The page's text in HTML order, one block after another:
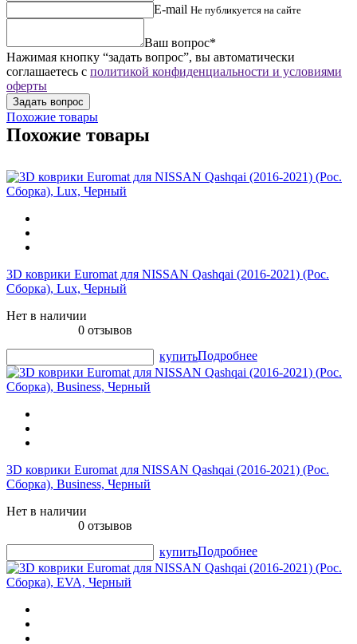
E-mail Не публикуется на сайте
Ваш вопрос*
Нажимая кнопку “задать вопрос”, вы автоматически
соглашаетесь с политикой конфиденциальности и условиями
оферты
Похожие товары
Похожие товары
3D коврики Euromat для NISSAN Qashqai (2016-2021) (Рос.
Сборка), Lux, Черный
Нет в наличии
0 отзывов
купитьПодробнее
3D коврики Euromat для NISSAN Qashqai (2016-2021) (Рос.
Сборка), Business, Черный
Нет в наличии
0 отзывов
купитьПодробнее